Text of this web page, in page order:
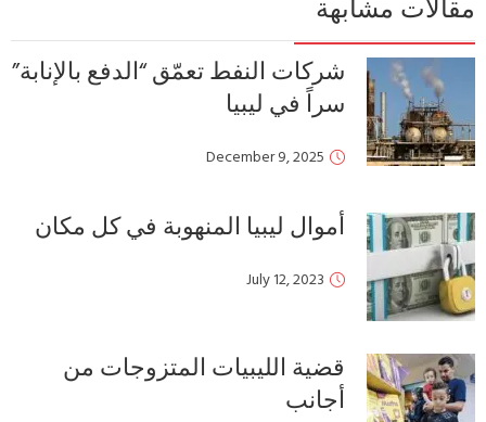
مقالات مشابهة
شركات النفط تعمّق “الدفع بالإنابة”
سراً في ليبيا
December 9, 2025
أموال ليبيا المنهوبة في كل مكان
July 12, 2023
قضية الليبيات المتزوجات من
أجانب